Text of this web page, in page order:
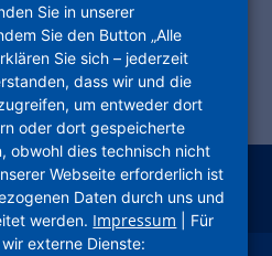
linkedinkununu
xing
Sie in unserer
Sie den Button „Alle
Sie sich – jederzeit
dass wir und die
um entweder dort
oder dort gespeicherte
obwohl dies technisch nicht
Webseite erforderlich ist
Daten durch uns und
werden. Impressum | Für
externe Dienste: